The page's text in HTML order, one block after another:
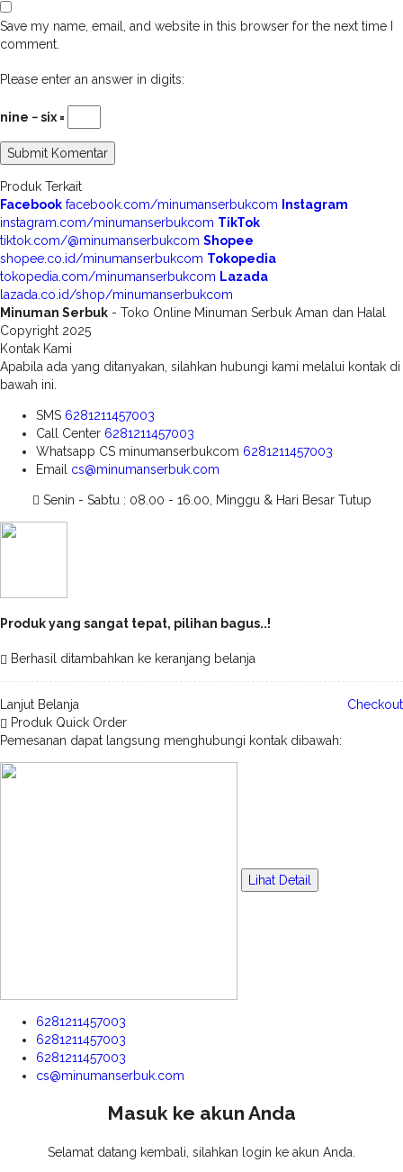
Save my name, email, and website in this browser for the next time I
comment.
Please enter an answer in digits:
nine − six =
Produk Terkait
Facebook facebook.com/minumanserbukcom
Instagram
instagram.com/minumanserbukcom TikTok
tiktok.com/@minumanserbukcom Shopee
shopee.co.id/minumanserbukcom Tokopedia
tokopedia.com/minumanserbukcom Lazada
lazada.co.id/shop/minumanserbukcom
Minuman Serbuk - Toko Online Minuman Serbuk Aman dan Halal
Copyright 2025
Kontak Kami
Apabila ada yang ditanyakan, silahkan hubungi kami melalui kontak di
bawah ini.
SMS 6281211457003
Call Center 6281211457003
Whatsapp CS minumanserbukcom 6281211457003
Email cs@minumanserbuk.com
Senin - Sabtu : 08.00 - 16.00, Minggu & Hari Besar Tutup
Produk yang sangat tepat, pilihan bagus..!
Berhasil ditambahkan ke keranjang belanja
Lanjut Belanja
Checkout
Produk Quick Order
Pemesanan dapat langsung menghubungi kontak dibawah:
Lihat Detail
6281211457003
6281211457003
6281211457003
cs@minumanserbuk.com
Masuk ke akun Anda
Selamat datang kembali, silahkan login ke akun Anda.